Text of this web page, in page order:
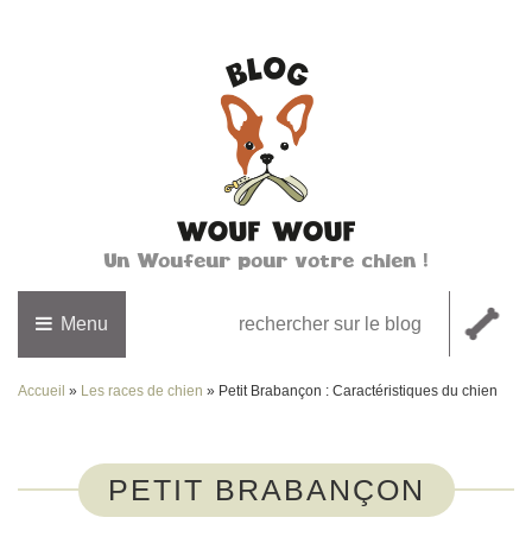
Un Woufeur pour votre chien !
Menu
Accueil » Les races de chien » Petit Brabançon : Caractéristiques du chien
PETIT BRABANÇON